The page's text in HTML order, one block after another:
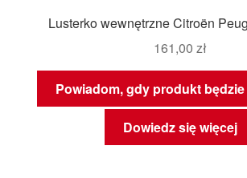
Lusterko wewnętrzne Citroën
161,00 zł
Powiadom, gdy produkt
Dowiedz się więcej